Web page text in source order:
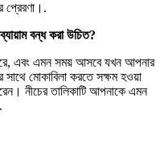
প্রেরণা।.
বন্ধ করা উচিত?
করে, এবং এমন সময় আসবে যখন আপনার
মোকাবিলা করতে সক্ষম হওয়া
নীচের তালিকাটি আপনাকে এমন